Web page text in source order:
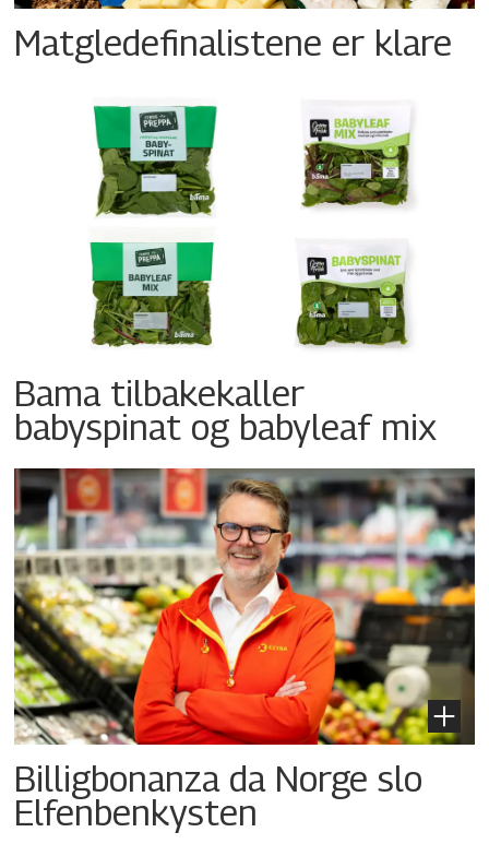
Matgledefinalistene er klare
Bama tilbakekaller
babyspinat og babyleaf mix
Billigbonanza da Norge slo
Elfenbenkysten